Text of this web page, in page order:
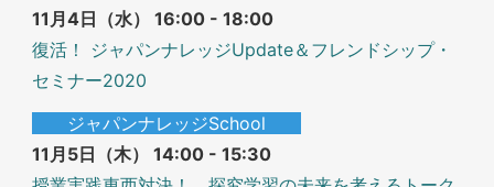
11月4日（水） 16:00 - 18:00
復活！ ジャパンナレッジUpdate＆フレンドシップ・
セミナー2020
ジャパンナレッジSchool
11月5日（木） 14:00 - 15:30